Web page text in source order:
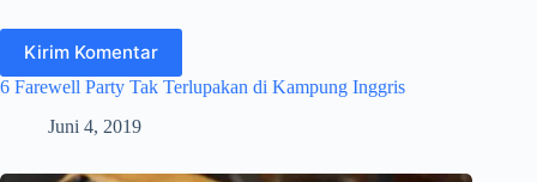
Kirim Komentar
6 Farewell Party Tak Terlupakan di Kampung Inggris
Juni 4, 2019